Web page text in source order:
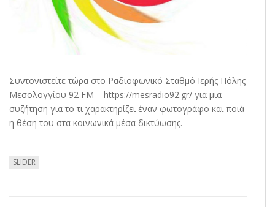
Συντονιστείτε τώρα στο Ραδιοφωνικό Σταθμό Ιερής Πόλης
Μεσολογγίου 92 FM – https://mesradio92.gr/ για μια
συζήτηση για το τι χαρακτηρίζει έναν φωτογράφο και ποιά
η θέση του στα κοινωνικά μέσα δικτύωσης.
SLIDER